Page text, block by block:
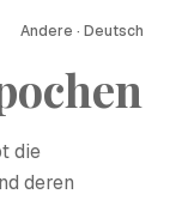
Andere · Deutsch
die
deren